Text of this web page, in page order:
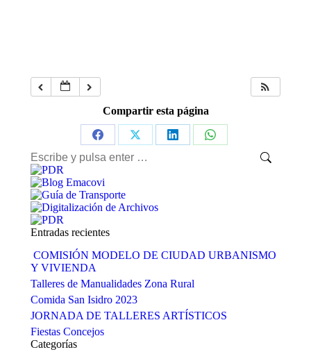
Compartir esta página
Share
on
Facebook
Share
on
Share
Share
Buscar:
Entradas recientes
COMISIÓN MODELO DE CIUDAD URBANISMO
Y VIVIENDA
Talleres de Manualidades Zona Rural
Comida San Isidro 2023
JORNADA DE TALLERES ARTÍSTICOS
Fiestas Concejos
Categorías